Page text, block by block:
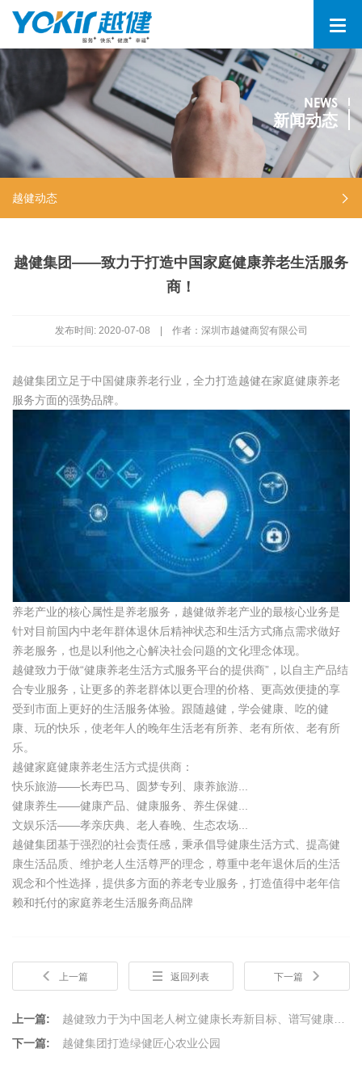
NEWS
新闻动态
越健动态
越健集团——致力于打造中国家庭健康养老生活服务
商！
发布时间: 2020-07-08 作者：深圳市越健商贸有限公司
越健集团立足于中国健康养老行业，全力打造越健在家庭健康养老
服务方面的强势品牌。
养老产业的核心属性是养老服务，越健做养老产业的最核心业务是
针对目前国内中老年群体退休后精神状态和生活方式痛点需求做好
养老服务，也是以利他之心解决社会问题的文化理念体现。
越健致力于做“健康养老生活方式服务平台的提供商”，以自主产品结
合专业服务，让更多的养老群体以更合理的价格、更高效便捷的享
受到市面上更好的生活服务体验。跟随越健，学会健康、吃的健
康、玩的快乐，使老年人的晚年生活老有所养、老有所依、老有所
乐。
越健家庭健康养老生活方式提供商：
快乐旅游——长寿巴马、圆梦专列、康养旅游...
健康养生——健康产品、健康服务、养生保健...
文娱乐活——孝亲庆典、老人春晚、生态农场...
越健集团基于强烈的社会责任感，秉承倡导健康生活方式、提高健
康生活品质、维护老人生活尊严的理念，尊重中老年退休后的生活
观念和个性选择，提供多方面的养老专业服务，打造值得中老年信
赖和托付的家庭养老生活服务商品牌
上一篇 返回列表 下一篇
上一篇:
越健致力于为中国老人树立健康长寿新目标、谱写健康长寿新篇章
下一篇:
越健集团打造绿健匠心农业公园